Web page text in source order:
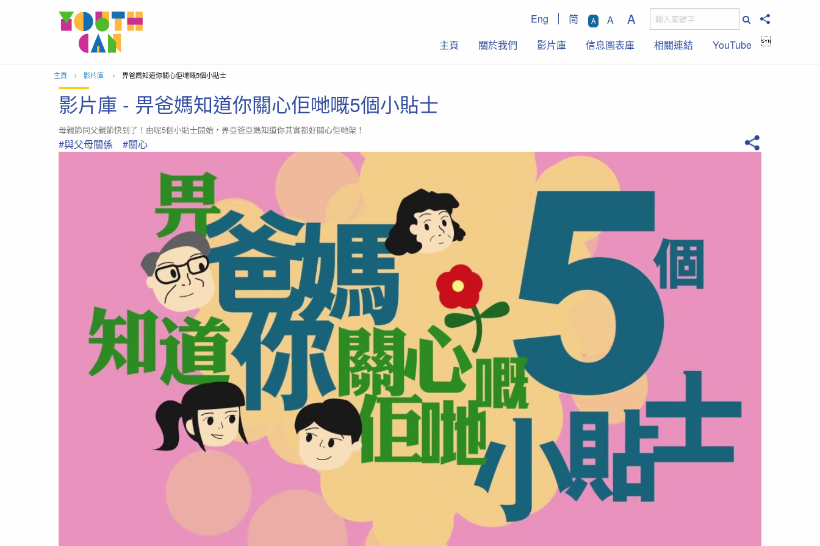
移到主內容
Eng 简 A A A
主頁 關於我們 影片庫 信息圖表庫 相關連結 YouTube 
主頁 影片庫 當前位置：
畀爸媽知道你關心佢哋嘅5個小貼士
影片庫 - 畀爸媽知道你關心佢哋嘅5個小貼士
母親節同父親節快到了！由呢5個小貼士開始，畀亞爸亞媽知道你其實都好關心佢哋架！
#與父母關係 #關心